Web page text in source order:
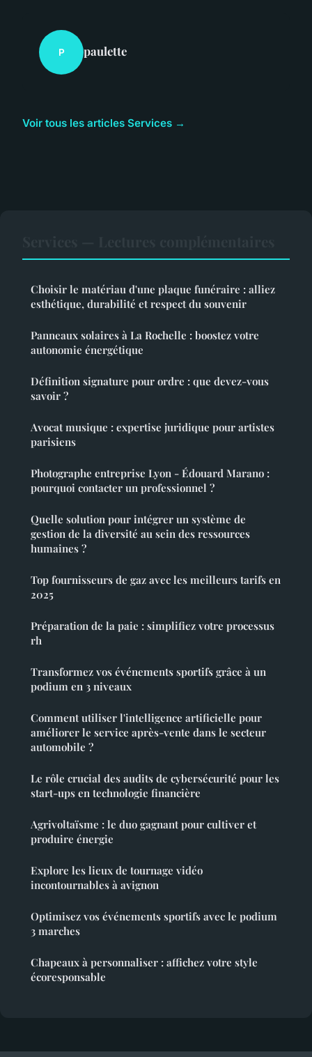
P paulette
Voir tous les articles Services →
Choisir le matériau d'une plaque funéraire : alliez
esthétique, durabilité et respect du souvenir
Panneaux solaires à La Rochelle : boostez votre
autonomie énergétique
Définition signature pour ordre : que devez-vous
savoir ?
Avocat musique : expertise juridique pour artistes
parisiens
Photographe entreprise Lyon - Édouard Marano :
pourquoi contacter un professionnel ?
Quelle solution pour intégrer un système de
gestion de la diversité au sein des ressources
humaines ?
Top fournisseurs de gaz avec les meilleurs tarifs en
2025
Préparation de la paie : simplifiez votre processus
rh
Transformez vos événements sportifs grâce à un
podium en 3 niveaux
Comment utiliser l'intelligence artificielle pour
améliorer le service après-vente dans le secteur
automobile ?
Le rôle crucial des audits de cybersécurité pour les
start-ups en technologie financière
Agrivoltaïsme : le duo gagnant pour cultiver et
produire énergie
Explore les lieux de tournage vidéo
incontournables à avignon
Optimisez vos événements sportifs avec le podium
3 marches
Chapeaux à personnaliser : affichez votre style
écoresponsable